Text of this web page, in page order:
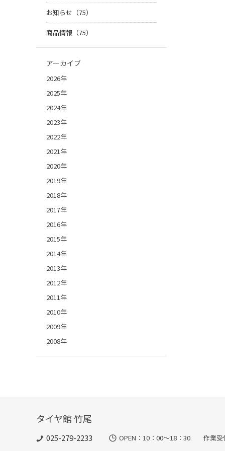
お知らせ（75）
商品情報（75）
アーカイブ
2026年
2025年
2024年
2023年
2022年
2021年
2020年
2019年
2018年
2017年
2016年
2015年
2014年
2013年
2012年
2011年
2010年
2009年
2008年
タイヤ館 竹尾
025-279-2233 OPEN：10：00～18：30 作業